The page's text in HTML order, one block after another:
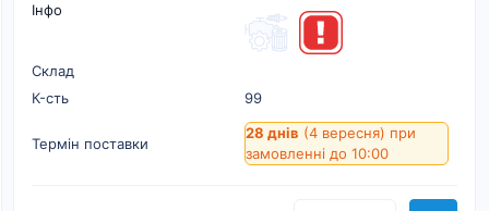
Інфо
Склад
К-cть
99
Термін поставки
28 днів (4 вересня) при
замовленні до 10:00